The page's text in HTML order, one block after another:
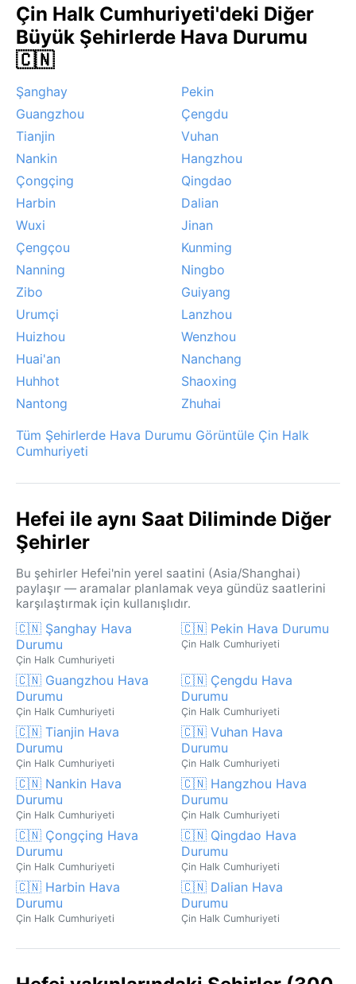
değişimleri olabilir. Hefei’nin dikkat çeken hava
olayları arasında yaz musonlarının getirdiği şiddetli
yağışlar ve buna bağlı sel riski sayılabilir; kış sisleri ise
kadar iç kesimlere ulaşsa da, temmuz-ağustos
aylarında etkileri hissedilebilir.
Çin Halk Cumhuriyeti'deki Diğer
Büyük Şehirlerde Hava Durumu
🇨🇳
Şanghay
Pekin
Guangzhou
Çengdu
Tianjin
Vuhan
Nankin
Hangzhou
Çongçing
Qingdao
Harbin
Dalian
Wuxi
Jinan
Çengçou
Kunming
Nanning
Ningbo
Zibo
Guiyang
Urumçi
Lanzhou
Huizhou
Wenzhou
Huai'an
Nanchang
Huhhot
Shaoxing
Nantong
Zhuhai
Tüm Şehirlerde Hava Durumu Görüntüle Çin Halk
Cumhuriyeti
Hefei ile aynı Saat Diliminde Diğer
Şehirler
Bu şehirler Hefei'nin yerel saatini (Asia/Shanghai)
paylaşır — aramalar planlamak veya gündüz saatlerini
karşılaştırmak için kullanışlıdır.
🇨🇳 Şanghay Hava
Durumu
Çin Halk Cumhuriyeti
🇨🇳 Pekin Hava Durumu
Çin Halk Cumhuriyeti
🇨🇳 Guangzhou Hava
Durumu
Çin Halk Cumhuriyeti
🇨🇳 Çengdu Hava
Durumu
Çin Halk Cumhuriyeti
🇨🇳 Tianjin Hava
Durumu
Çin Halk Cumhuriyeti
🇨🇳 Vuhan Hava
Durumu
Çin Halk Cumhuriyeti
🇨🇳 Nankin Hava
Durumu
Çin Halk Cumhuriyeti
🇨🇳 Hangzhou Hava
Durumu
Çin Halk Cumhuriyeti
🇨🇳 Çongçing Hava
Durumu
Çin Halk Cumhuriyeti
🇨🇳 Qingdao Hava
Durumu
Çin Halk Cumhuriyeti
🇨🇳 Harbin Hava
Durumu
Çin Halk Cumhuriyeti
🇨🇳 Dalian Hava
Durumu
Çin Halk Cumhuriyeti